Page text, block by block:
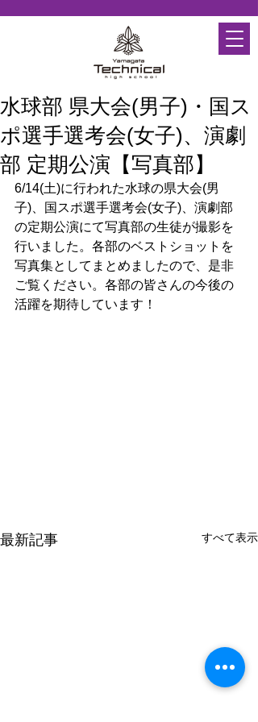
水球部 県大会(男子)・国ス
ポ選手選考会(女子)、演劇
部 定期公演【写真部】
6/14(土)に行われた水球の県大会(男
子)、国スポ選手選考会(女子)、演劇部
の定期公演にて写真部の生徒が撮影を
行いました。各部のベストショットを
写真集としてまとめましたので、是非
ご覧ください。各部の皆さんの今後の
活躍を期待しています！
最新記事 すべて表示